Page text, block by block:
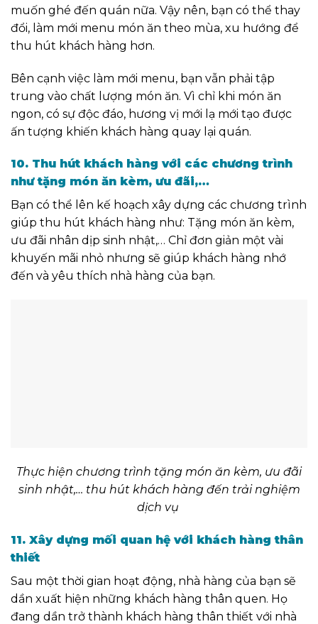
muốn ghé đến quán nữa. Vậy nên, bạn có thể thay
đổi, làm mới menu món ăn theo mùa, xu hướng để
thu hút khách hàng hơn.
Bên cạnh việc làm mới menu, bạn vẫn phải tập
trung vào chất lượng món ăn. Vì chỉ khi món ăn
ngon, có sự độc đáo, hương vị mới lạ mới tạo được
ấn tượng khiến khách hàng quay lại quán.
10. Thu hút khách hàng với các chương trình
như tặng món ăn kèm, ưu đãi,…
Bạn có thể lên kế hoạch xây dựng các chương trình
giúp thu hút khách hàng như: Tặng món ăn kèm,
ưu đãi nhân dịp sinh nhật,… Chỉ đơn giản một vài
khuyến mãi nhỏ nhưng sẽ giúp khách hàng nhớ
đến và yêu thích nhà hàng của bạn.
Thực hiện chương trình tặng món ăn kèm, ưu đãi
sinh nhật,… thu hút khách hàng đến trải nghiệm
dịch vụ
11. Xây dựng mối quan hệ với khách hàng thân
thiết
Sau một thời gian hoạt động, nhà hàng của bạn sẽ
dần xuất hiện những khách hàng thân quen. Họ
đang dần trở thành khách hàng thân thiết với nhà